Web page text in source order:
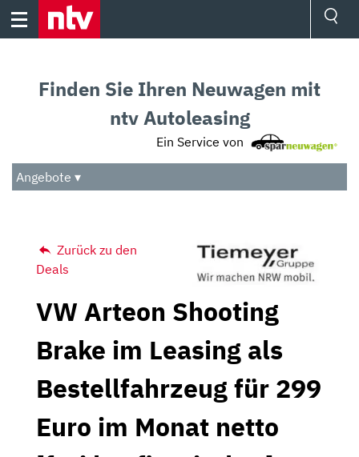
Skip
Audio
Das Beste
Finden Sie Ihren Neuwagen mit
ntv Autoleasing
Ein Service von
Angebote ▾
Zurück zu den
Deals
VW Arteon Shooting
Brake im Leasing als
Bestellfahrzeug für 299
Euro im Monat netto